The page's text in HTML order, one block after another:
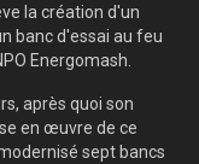
la création d'un
banc d'essai au feu
Energomash.
après quoi son
en œuvre de ce
sept bancs